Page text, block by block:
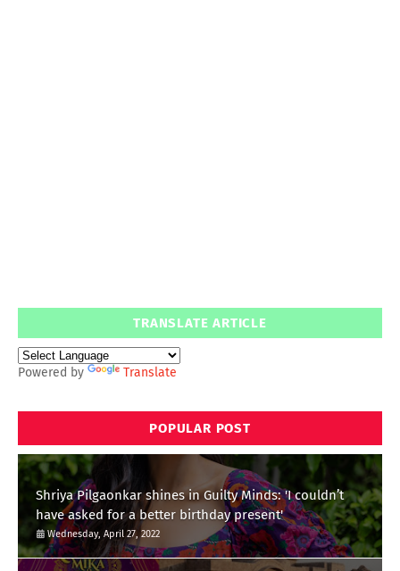
TRANSLATE ARTICLE
Powered by Translate
POPULAR POST
Shriya Pilgaonkar shines in Guilty Minds: 'I couldn’t
have asked for a better birthday present'
Wednesday, April 27, 2022